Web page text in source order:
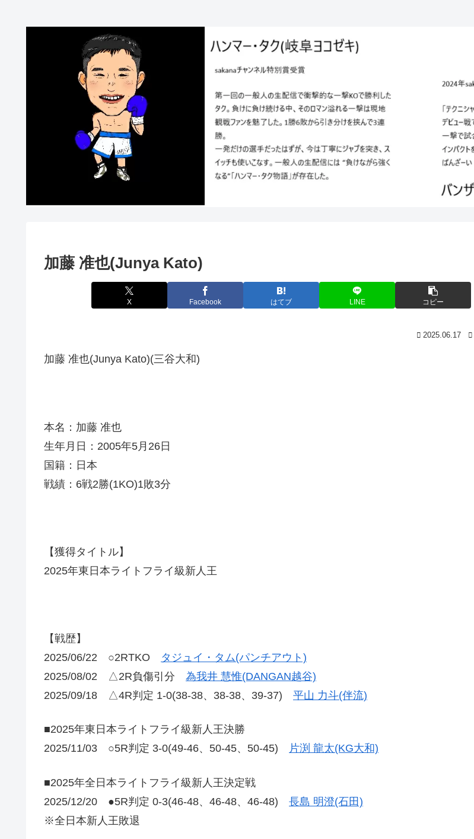
加藤 准也(Junya Kato)
X Facebook はてブ LINE コピー
2025.06.17
加藤 准也(Junya Kato)(三谷大和)
本名：加藤 准也
生年月日：2005年5月26日
国籍：日本
戦績：6戦2勝(1KO)1敗3分
【獲得タイトル】
2025年東日本ライトフライ級新人王
【戦歴】
2025/06/22 ○2RTKO タジュイ・タム(パンチアウト)
2025/08/02 △2R負傷引分 為我井 慧惟(DANGAN越谷)
2025/09/18 △4R判定 1-0(38-38、38-38、39-37) 平山 力斗(伴流)
■2025年東日本ライトフライ級新人王決勝
2025/11/03 ○5R判定 3-0(49-46、50-45、50-45) 片渕 龍太(KG大和)
■2025年全日本ライトフライ級新人王決定戦
2025/12/20 ●5R判定 0-3(46-48、46-48、46-48) 長島 明澄(石田)
※全日本新人王敗退